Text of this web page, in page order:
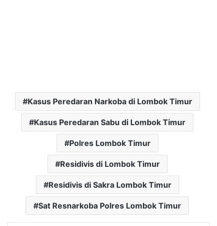
Kasus Peredaran Narkoba di Lombok Timur
Kasus Peredaran Sabu di Lombok Timur
Polres Lombok Timur
Residivis di Lombok Timur
Residivis di Sakra Lombok Timur
Sat Resnarkoba Polres Lombok Timur